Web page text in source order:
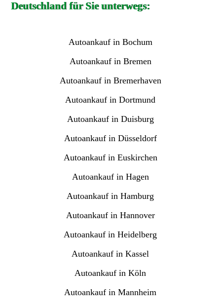
Deutschland für Sie unterwegs:
Autoankauf in Bochum
Autoankauf in Bremen
Autoankauf in Bremerhaven
Autoankauf in Dortmund
Autoankauf in Duisburg
Autoankauf in Düsseldorf
Autoankauf in Euskirchen
Autoankauf in Hagen
Autoankauf in Hamburg
Autoankauf in Hannover
Autoankauf in Heidelberg
Autoankauf in Kassel
Autoankauf in Köln
Autoankauf in Mannheim